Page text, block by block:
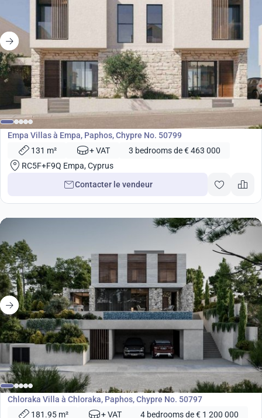
de€463 000
Développement
Empa Villas à Empa, Paphos, Chypre No. 50799
131 m²
+ VAT
3 bedrooms de € 463 000
RC5F+F9Q Empa, Cyprus
Contacter le vendeur
de€1 200 000
Développement
Chloraka Villa à Chloraka, Paphos, Chypre No. 50797
181.95 m²
+ VAT
4 bedrooms de € 1 200 000